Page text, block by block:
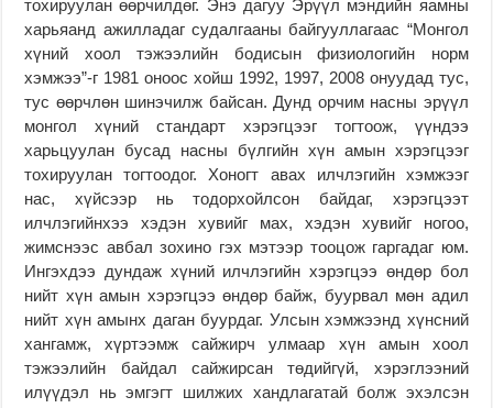
тохируулан өөрчилдөг. Энэ дагуу Эрүүл мэндийн яамны
харьяанд ажилладаг судалгааны байгууллагаас “Монгол
хүний хоол тэжээлийн бодисын физиологийн норм
хэмжээ”-г 1981 оноос хойш 1992, 1997, 2008 онуудад тус,
тус өөрчлөн шинэчилж байсан. Дунд орчим насны эрүүл
монгол хүний стандарт хэрэгцээг тогтоож, үүндээ
харьцуулан бусад насны бүлгийн хүн амын хэрэгцээг
тохируулан тогтоодог. Хоногт авах илчлэгийн хэмжээг
нас, хүйсээр нь тодорхойлсон байдаг, хэрэгцээт
илчлэгийнхээ хэдэн хувийг мах, хэдэн хувийг ногоо,
жимснээс авбал зохино гэх мэтээр тооцож гаргадаг юм.
Ингэхдээ дундаж хүний илчлэгийн хэрэгцээ өндөр бол
нийт хүн амын хэрэгцээ өндөр байж, буурвал мөн адил
нийт хүн амынх даган буурдаг. Улсын хэмжээнд хүнсний
хангамж, хүртээмж сайжирч улмаар хүн амын хоол
тэжээлийн байдал сайжирсан төдийгүй, хэрэглээний
илүүдэл нь эмгэгт шилжих хандлагатай болж эхэлсэн